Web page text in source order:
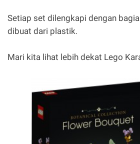
Setiap set dilengkapi dengan
dibuat dari plastik.
Mari kita lihat lebih dekat Lego